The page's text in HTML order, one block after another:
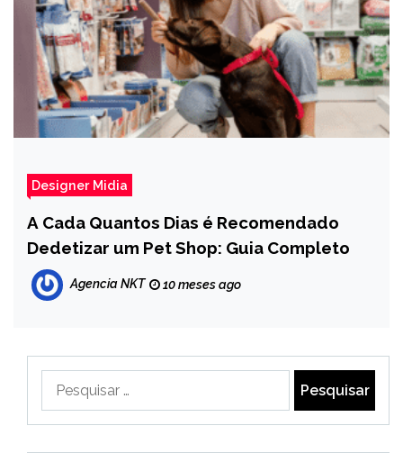
Designer Midia
A Cada Quantos Dias é Recomendado
Dedetizar um Pet Shop: Guia Completo
Agencia NKT 10 meses ago
por: